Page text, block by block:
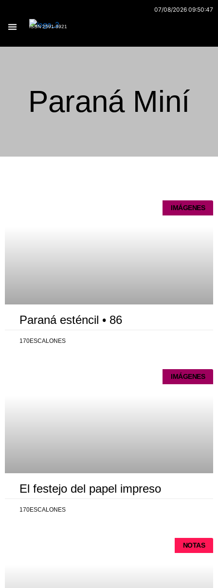
contenido
07/08/2026 09:50:47
ISSN 2591-3921
Paraná Miní
IMÁGENES
Paraná esténcil • 86
170ESCALONES
IMÁGENES
El festejo del papel impreso
170ESCALONES
NOTAS